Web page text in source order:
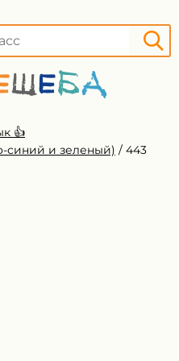
👍
синий и зеленый) / 443